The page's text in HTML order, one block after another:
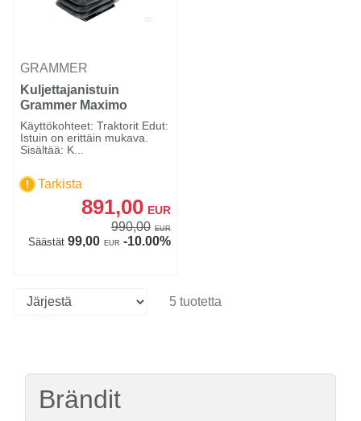
GRAMMER
Kuljettajanistuin
Grammer Maximo
Comfort Black Edition
Käyttökohteet: Traktorit Edut:
Istuin on erittäin mukava.
Sisältää: K...
Tarkista
891,00 EUR
990,00 EUR
Säästät99,00 EUR -10.00%
5 tuotetta
Brändit